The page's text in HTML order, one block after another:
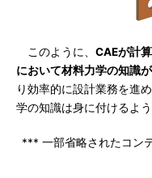
このように、 CAEが計
において材料力学の知識
り効率的に設計業務を進
学の知識は身に付けるよ
*** 一部省略されたコン